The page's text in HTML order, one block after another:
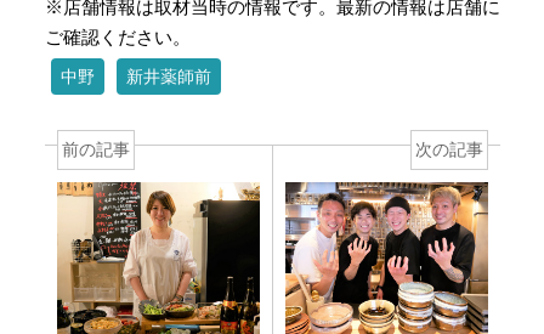
※店舗情報は取材当時の情報です。最新の情報は店舗に
ご確認ください。
中野 新井薬師前
前の記事 次の記事